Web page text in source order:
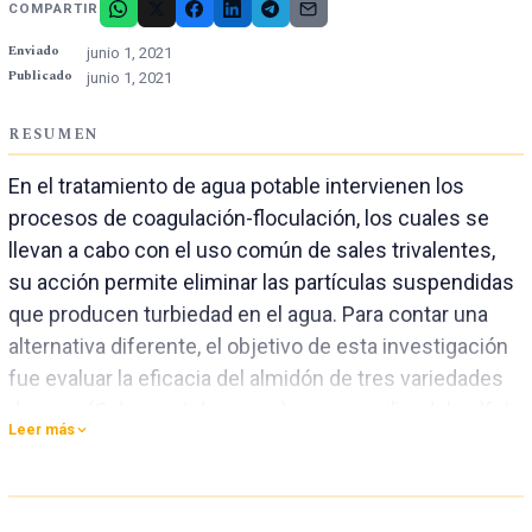
COMPARTIR
Enviado junio 1, 2021
Publicado junio 1, 2021
RESUMEN
En el tratamiento de agua potable intervienen los
procesos de coagulación-floculación, los cuales se
llevan a cabo con el uso común de sales trivalentes,
su acción permite eliminar las partículas suspendidas
que producen turbiedad en el agua. Para contar una
alternativa diferente, el objetivo de esta investigación
fue evaluar la eficacia del almidón de tres variedades
de aluminio en el tratamiento de agua para consumo
metodología del CEPIS para la determinación de la
Leer más